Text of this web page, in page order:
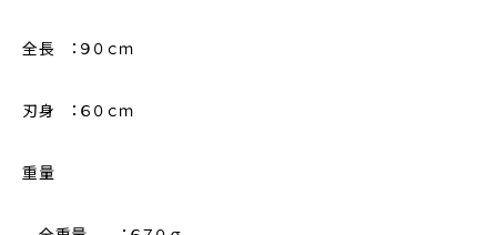
全長 ：９０ｃｍ
刃身 ：６０ｃｍ
重量